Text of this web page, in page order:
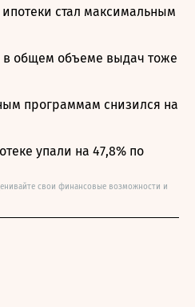
стал максимальным
общем объеме выдач тоже
программам снизился на
упали на 47,8% по
свои финансовые возможности и